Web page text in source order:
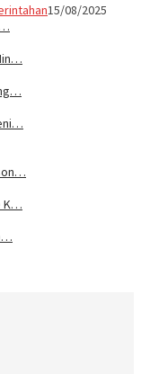
15/08/2025
K…